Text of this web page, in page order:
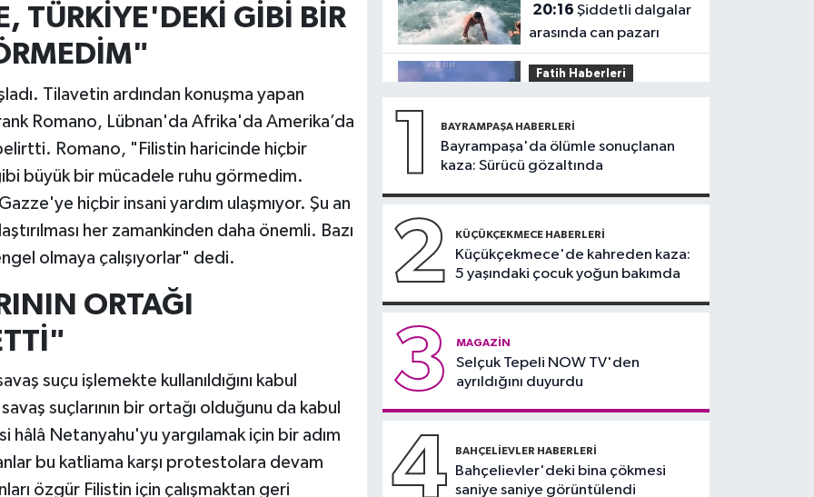
TÜRKİYE'DEKİ GİBİ BİR
Tilavetin ardından konuşma yapan
Romano, Lübnan'da Afrika'da Amerika’da
Romano, "Filistin haricinde hiçbir
büyük bir mücadele ruhu görmedim.
hiçbir insani yardım ulaşmıyor. Şu an
her zamankinden daha önemli. Bazı
olmaya çalışıyorlar" dedi.
ORTAĞI
suçu işlemekte kullanıldığını kabul
suçlarının bir ortağı olduğunu da kabul
hâlâ Netanyahu'yu yargılamak için bir adım
bu katliama karşı protestolara devam
özgür Filistin için çalışmaktan geri
20:16
arasında can pazarı
Fatih Haberleri
bıçakla saldırı kamerada
Güncel
Güncel
17:46
Kahramanmaraş'ta
17:23Güngören’de 5
katlı binanın balkonu
yıkıldı
1 BAYRAMPAŞA HABERLERI
Bayrampaşa'da ölümle sonuçlanan
kaza: Sürücü gözaltında
2 KÜÇÜKÇEKMECE HABERLERI
Küçükçekmece'de kahreden kaza:
5 yaşındaki çocuk yoğun bakımda
3 MAGAZIN
Selçuk Tepeli NOW TV'den
ayrıldığını duyurdu
4 BAHÇELIEVLER HABERLERI
Bahçelievler'deki bina çökmesi
saniye saniye görüntülendi